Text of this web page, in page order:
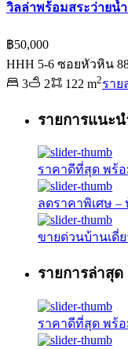
วิลล่าพร้อมสระว่ายน้
฿50,000
HHH 5-6 ซอยหัวหิน
3
2 122 m2ราย
รายการแนะน
ราคาดีที่สุด พร้
ลดราคาพิเศษ –
ขายด่วนบ้านเดี่
รายการล่าสุด
ราคาดีที่สุด พร้